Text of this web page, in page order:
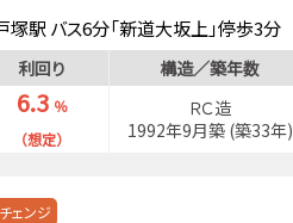
塚駅 バス6分「新道大坂上」停歩3分
ス6分「新道大坂上」停歩3分
道大坂上」停歩3分
利回り 構造／築年数
6.3 ％
（想定）
ＲＣ造
1992年9月築 (築33年)
ェンジ